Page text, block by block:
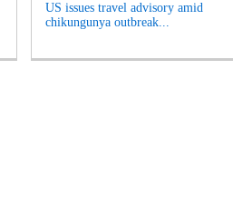
US issues travel advisory amid
chikungunya outbreak...